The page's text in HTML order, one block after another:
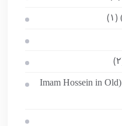
(۱)
امام حسین در عهد عتیق (Imam Hossein in Old